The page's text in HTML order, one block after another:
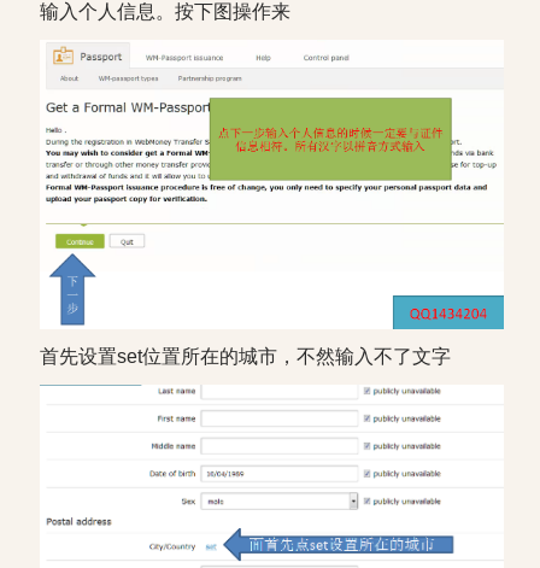
输入个人信息。按下图操作来
首先设置set位置所在的城市，不然输入不了文字